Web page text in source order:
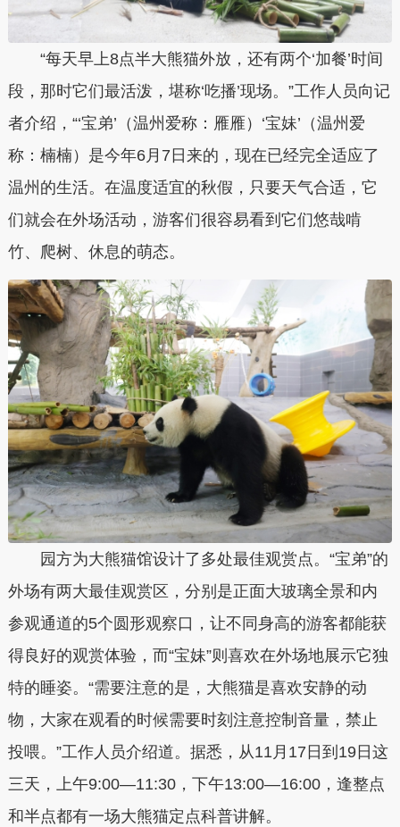
“每天早上8点半大熊猫外放，还有两个‘加餐’时间
段，那时它们最活泼，堪称‘吃播’现场。”工作人员向记
者介绍，“‘宝弟’（温州爱称：雁雁）‘宝妹’（温州爱
称：楠楠）是今年6月7日来的，现在已经完全适应了
温州的生活。在温度适宜的秋假，只要天气合适，它
们就会在外场活动，游客们很容易看到它们悠哉啃
竹、爬树、休息的萌态。
园方为大熊猫馆设计了多处最佳观赏点。“宝弟”的
外场有两大最佳观赏区，分别是正面大玻璃全景和内
参观通道的5个圆形观察口，让不同身高的游客都能获
得良好的观赏体验，而“宝妹”则喜欢在外场地展示它独
特的睡姿。“需要注意的是，大熊猫是喜欢安静的动
物，大家在观看的时候需要时刻注意控制音量，禁止
投喂。”工作人员介绍道。据悉，从11月17日到19日这
三天，上午9:00—11:30，下午13:00—16:00，逢整点
和半点都有一场大熊猫定点科普讲解。